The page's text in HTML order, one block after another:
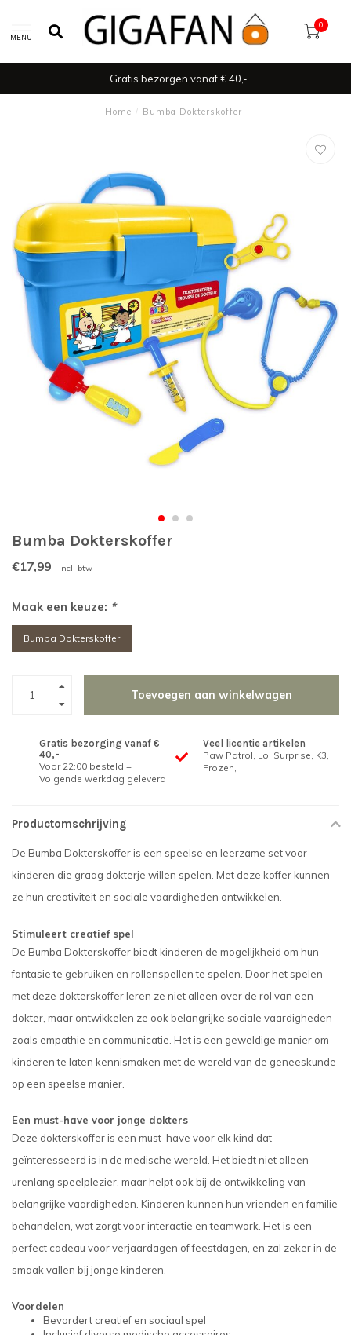
MENU
0
Gratis bezorgen vanaf € 40,-
Home / Bumba Dokterskoffer
Bumba Dokterskoffer
€17,99 Incl. btw
Maak een keuze: *
Bumba Dokterskoffer
Toevoegen aan winkelwagen
Gratis bezorging vanaf €
40,-
Voor 22:00 besteld =
Volgende werkdag geleverd
Veel licentie artikelen
Paw Patrol, Lol Surprise, K3,
Frozen,
Productomschrijving
De Bumba Dokterskoffer is een speelse en leerzame set voor
kinderen die graag dokterje willen spelen. Met deze koffer kunnen
ze hun creativiteit en sociale vaardigheden ontwikkelen.
Stimuleert creatief spel
De Bumba Dokterskoffer biedt kinderen de mogelijkheid om hun
fantasie te gebruiken en rollenspellen te spelen. Door het spelen
met deze dokterskoffer leren ze niet alleen over de rol van een
dokter, maar ontwikkelen ze ook belangrijke sociale vaardigheden
zoals empathie en communicatie. Het is een geweldige manier om
kinderen te laten kennismaken met de wereld van de geneeskunde
op een speelse manier.
Een must-have voor jonge dokters
Deze dokterskoffer is een must-have voor elk kind dat
geïnteresseerd is in de medische wereld. Het biedt niet alleen
urenlang speelplezier, maar helpt ook bij de ontwikkeling van
belangrijke vaardigheden. Kinderen kunnen hun vrienden en familie
behandelen, wat zorgt voor interactie en teamwork. Het is een
perfect cadeau voor verjaardagen of feestdagen, en zal zeker in de
smaak vallen bij jonge kinderen.
Voordelen
Bevordert creatief en sociaal spel